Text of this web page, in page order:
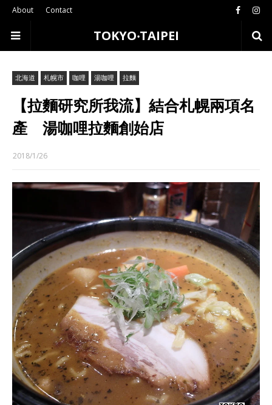
About Contact
TOKYO‧TAIPEI
北海道 札幌市 咖哩 湯咖哩 拉麵
【拉麵研究所我流】結合札幌兩項名
產 湯咖哩拉麵創始店
2018/1/26